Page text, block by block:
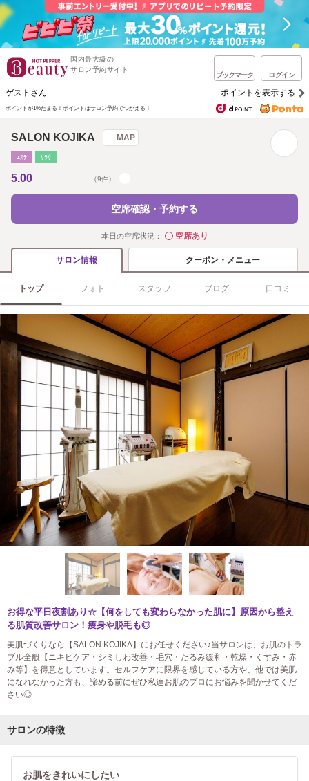
国内最大級の
サロン予約サイト
ブックマーク ログイン
ゲストさん ポイントを表示する
ポイントが1%たまる！ ポイントはサロン予約でつかえる！
SALON KOJIKA MAP
ｴｽﾃ ﾘﾗｸ
5.00 （9件）
空席確認・予約する
本日の空席状況： ◯空席あり
サロン情報 クーポン・メニュー
トップ フォト スタッフ ブログ 口コミ
お得な平日夜割あり☆【何をしても変わらなかった肌に】原因から整え
る肌質改善サロン！痩身や脱毛も◎
美肌づくりなら【SALON KOJIKA】にお任せください♪当サロンは、お肌のトラ
ブル全般【ニキビケア・シミしわ改善・毛穴・たるみ緩和・乾燥・くすみ・赤
み等】を得意としています。セルフケアに限界を感じている方や、他では美肌
になれなかった方も、諦める前にぜひ私達お肌のプロにお悩みを聞かせてくだ
さい◎
サロンの特徴
お肌をきれいにしたい